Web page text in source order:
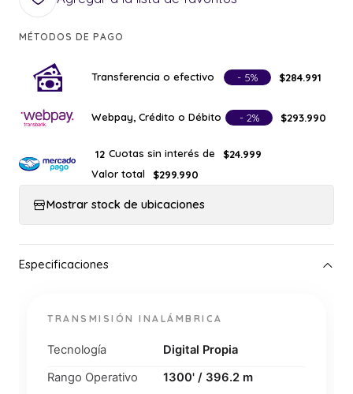
MÉTODOS DE PAGO
Transferencia o efectivo - 5% $284.991
Webpay, Crédito o Débito - 2% $293.990
12 Cuotas sin interés de
$24.999
Valor total
$299.990
Mostrar stock de ubicaciones
TRANSMISIÓN INALÁMBRICA
Tecnología
Digital Propia
Rango Operativo
1300' / 396.2 m